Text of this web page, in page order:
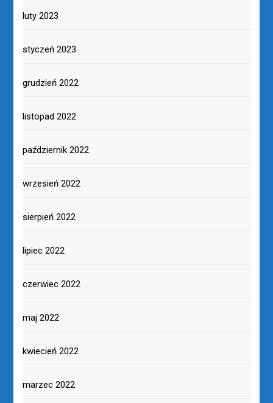
luty 2023
styczeń 2023
grudzień 2022
listopad 2022
październik 2022
wrzesień 2022
sierpień 2022
lipiec 2022
czerwiec 2022
maj 2022
kwiecień 2022
marzec 2022